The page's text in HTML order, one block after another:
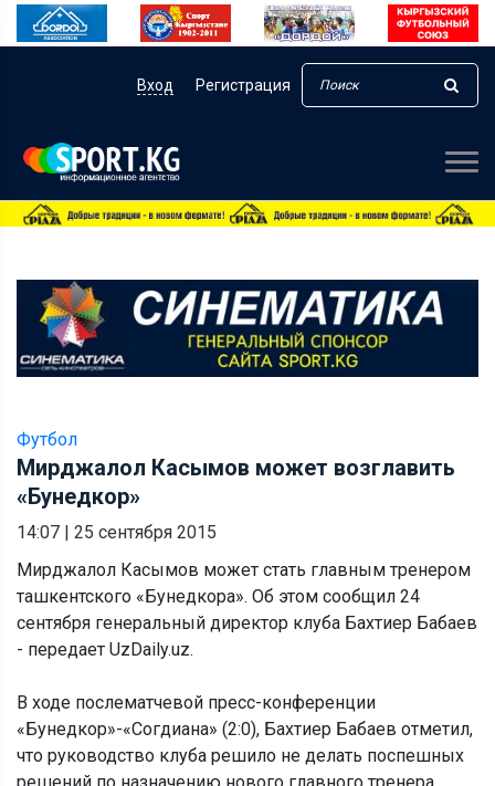
Вход Регистрация
Футбол
Мирджалол Касымов может возглавить
«Бунедкор»
14:07 | 25 сентября 2015
Мирджалол Касымов может стать главным тренером
ташкентского «Бунедкора». Об этом сообщил 24
сентября генеральный директор клуба Бахтиер Бабаев
- передает UzDaily.uz.
В ходе послематчевой пресс-конференции
«Бунедкор»-«Согдиана» (2:0), Бахтиер Бабаев отметил,
что руководство клуба решило не делать поспешных
решений по назначению нового главного тренера